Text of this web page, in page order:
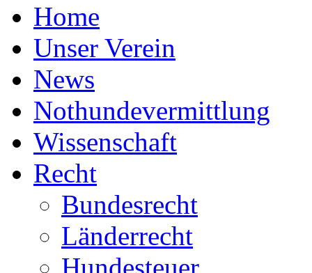
Home
Unser Verein
News
Nothundevermittlung
Wissenschaft
Recht
Bundesrecht
Länderrecht
Hundesteuer